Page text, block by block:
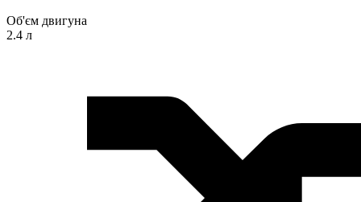
Об'єм двигуна
2.4 л